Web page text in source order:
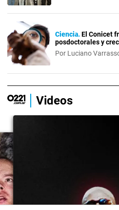
Ciencia El Conicet
posdoctorales y
Por Luciano
Videos